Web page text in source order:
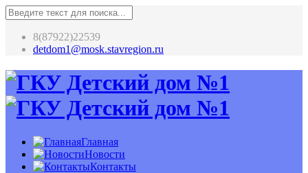
8(87922)22539
detdom1@mosk.stavregion.ru
Главная
Новости
Контакты